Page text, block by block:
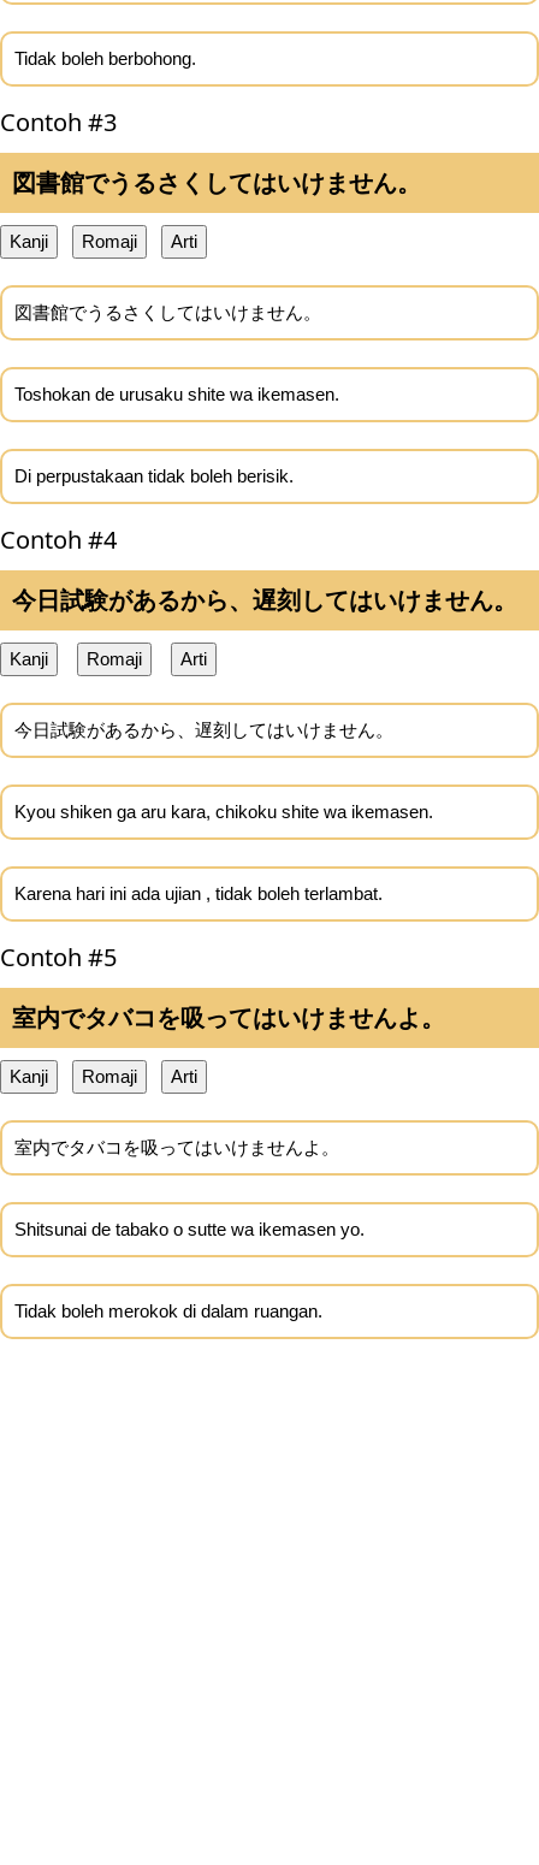
Tidak boleh berbohong.
Contoh #3
図書館でうるさくしてはいけません。
Kanji Romaji Arti
図書館でうるさくしてはいけません。
Toshokan de urusaku shite wa ikemasen.
Di perpustakaan tidak boleh berisik.
Contoh #4
今日試験があるから、遅刻してはいけません。
Kanji Romaji Arti
今日試験があるから、遅刻してはいけません。
Kyou shiken ga aru kara, chikoku shite wa ikemasen.
Karena hari ini ada ujian , tidak boleh terlambat.
Contoh #5
室内でタバコを吸ってはいけませんよ。
Kanji Romaji Arti
室内でタバコを吸ってはいけませんよ。
Shitsunai de tabako o sutte wa ikemasen yo.
Tidak boleh merokok di dalam ruangan.